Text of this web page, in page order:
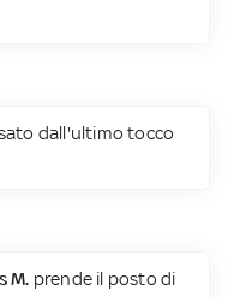
dall'ultimo tocco
M. prende il posto di